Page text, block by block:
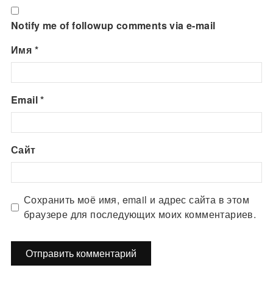
Notify me of followup comments via e-mail
Имя *
Email*
Сайт
Сохранить моё имя, email и адрес сайта в этом
браузере для последующих моих комментариев.